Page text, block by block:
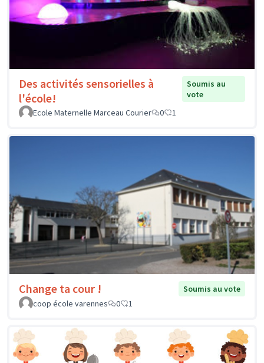
Des activités sensorielles à
l'école!
Soumis au
vote
Ecole Maternelle Marceau Courier
0 1
Change ta cour !
Soumis au vote
coop école varennes
0 1